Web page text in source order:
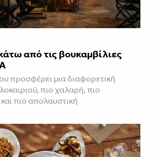
από τις βουκαμβίλιες
προσφέρει μια διαφορετική
πιο χαλαρή, πιο
πιο απολαυστική